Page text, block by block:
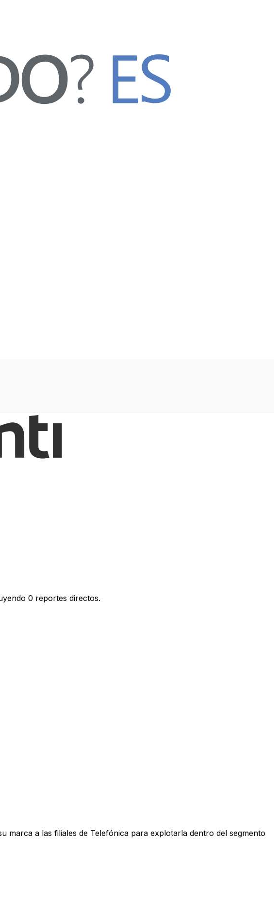
0 reportes directos.
marca a las filiales de Telefónica para explotarla dentro del segmento